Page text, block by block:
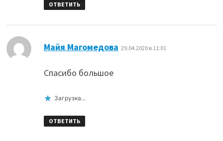
ОТВЕТИТЬ
Майя Магомедова 29.04.2020 в 11:01
Спасибо большое
Загрузка...
ОТВЕТИТЬ